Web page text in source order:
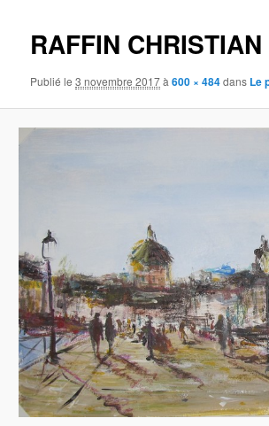
RAFFIN CHRISTIAN
Publié le3 novembre 2017à600 × 484dans Le